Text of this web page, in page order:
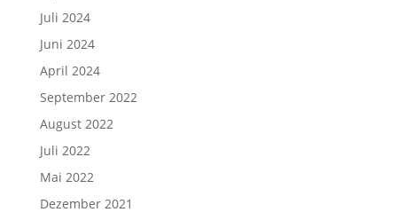
Juli 2024
Juni 2024
April 2024
September 2022
August 2022
Juli 2022
Mai 2022
Dezember 2021